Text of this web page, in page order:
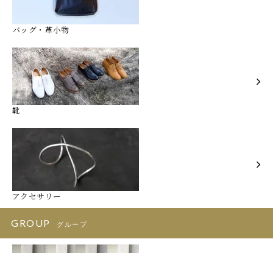
バッグ・革小物
靴
アクセサリー
GROUP グループ